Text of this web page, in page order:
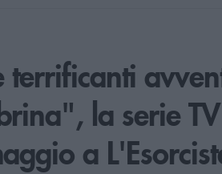
terrificanti
la serie
a